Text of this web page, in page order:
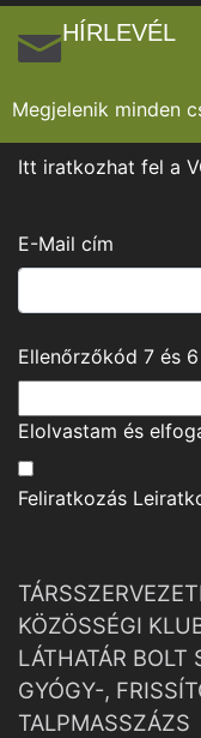
HÍRLEVÉL
Megjelenik minden
Itt iratkozhat fel a
E-Mail cím
Ellenőrzőkód 7 és 6
Elolvastam és
Feliratkozás
KÖZÖSSÉGI
LÁTHATÁR BOLT
GYÓGY-,
TALPMASSZÁZS